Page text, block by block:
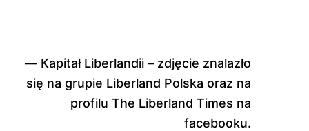
Kapitał Liberlandii – zdjęcie znalazło
się na grupie Liberland Polska oraz na
profilu The Liberland Times na
facebooku.